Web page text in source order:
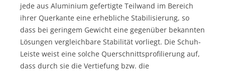
jede aus Aluminium gefertigte Teilwand im Bereich
ihrer Querkante eine erhebliche Stabilisierung, so
dass bei geringem Gewicht eine gegenüber bekannten
Lösungen vergleichbare Stabilität vorliegt. Die Schuh-
Leiste weist eine solche Querschnittsprofilierung auf,
dass durch sie die Vertiefung bzw. die